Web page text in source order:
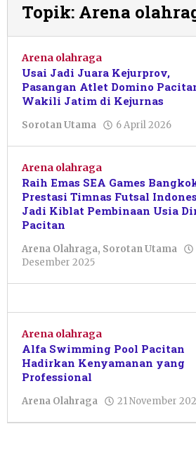
Topik: Arena
Arena olahraga
Usai Jadi Juara Kejurprov,
Pasangan Atlet Domino
Wakili Jatim di Kejurnas
Sorotan Utama 6 April 2026
Arena olahraga
Raih Emas SEA Games
Prestasi Timnas Futsal
Jadi Kiblat Pembinaan Usia
Pacitan
Arena Olahraga, Sorotan Utama
Desember 2025
Arena olahraga
Alfa Swimming Pool Pacitan
Hadirkan Kenyamanan yang
Professional
Arena Olahraga 21 November